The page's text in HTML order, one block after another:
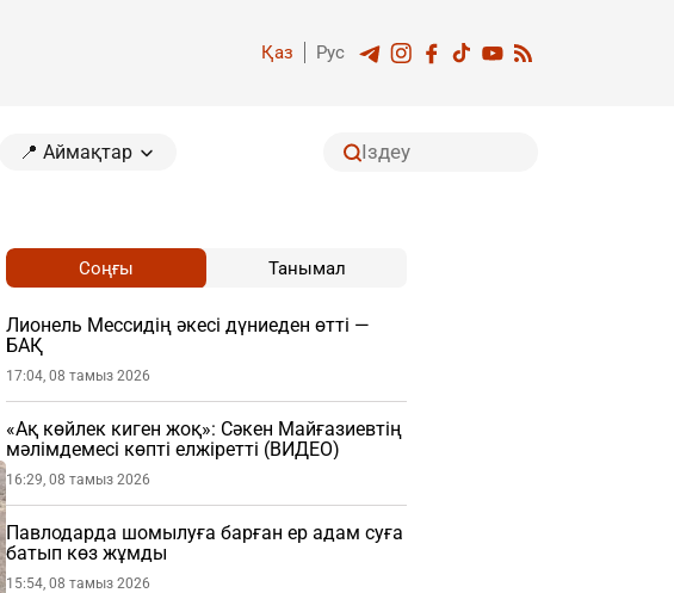
Қаз Рус
📍 Аймақтар
Соңғы Танымал
Лионель Мессидің әкесі дүниеден өтті —
БАҚ
17:04, 08 тамыз 2026
«Ақ көйлек киген жоқ»: Сәкен Майғазиевтің
мәлімдемесі көпті елжіретті (ВИДЕО)
16:29, 08 тамыз 2026
Павлодарда шомылуға барған ер адам суға
батып көз жұмды
15:54, 08 тамыз 2026